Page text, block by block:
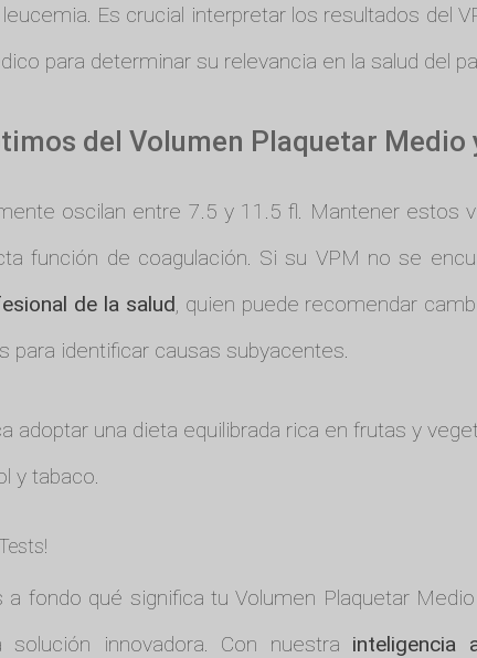
Es crucial interpretar los resultados del
para determinar su relevancia en la salud del
del Volumen Plaquetar
oscilan entre 7.5 y 11.5 fl. Mantener estos
función de coagulación. Si su VPM no se
de la salud, quien puede recomendar
para identificar causas subyacentes.
adoptar una dieta equilibrada rica en frutas y
y tabaco.
fondo qué significa tu Volumen Plaquetar
innovadora. Con nuestra inteligencia